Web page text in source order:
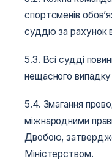
спортсменів
суддю за рахунок
5.3. Всі судді
нещасного
5.4. Змагання
міжнародними
Двобою,
Міністерством.